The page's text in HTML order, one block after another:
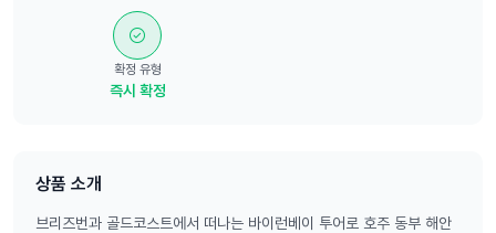
확정 유형
즉시 확정
상품 소개
브리즈번과 골드코스트에서 떠나는 바이런베이 투어로 호주 동부 해안